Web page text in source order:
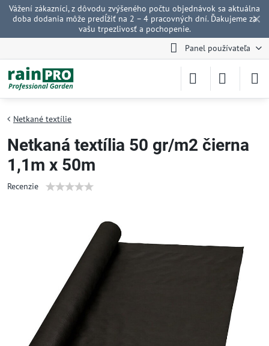
✕
Vážení zákazníci, z dôvodu zvýšeného počtu objednávok sa aktuálna
doba dodania môže predĺžiť na 2 – 4 pracovných dní. Ďakujeme za
vašu trpezlivosť a pochopenie.
Panel používateľa
Netkané textílie
Netkaná textília 50 gr/m2 čierna
1,1m x 50m
Recenzie